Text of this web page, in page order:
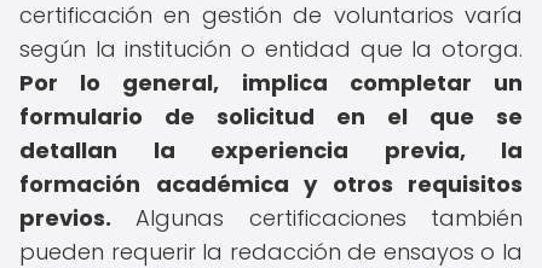
certificación en gestión de voluntarios varía
según la institución o entidad que la otorga.
Por lo general, implica completar un
formulario de solicitud en el que se
detallan la experiencia previa, la
formación académica y otros requisitos
previos. Algunas certificaciones también
pueden requerir la redacción de ensayos o la